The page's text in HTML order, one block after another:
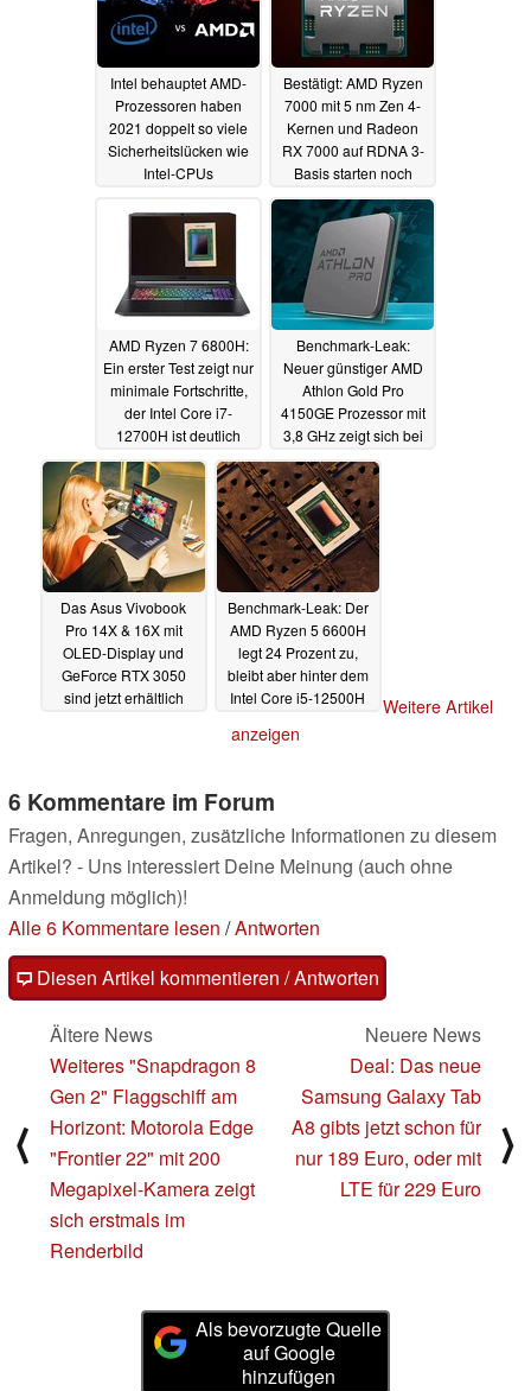
Intel behauptet AMD-
Prozessoren haben
2021 doppelt so viele
Sicherheitslücken wie
Intel-CPUs
Bestätigt: AMD Ryzen
7000 mit 5 nm Zen 4-
Kernen und Radeon
RX 7000 auf RDNA 3-
Basis starten noch
202203.02.2022
AMD Ryzen 7 6800H:
Ein erster Test zeigt nur
minimale Fortschritte,
der Intel Core i7-
12700H ist deutlich
schneller02.02.2022
Benchmark-Leak:
Neuer günstiger AMD
Athlon Gold Pro
4150GE Prozessor mit
3,8 GHz zeigt sich bei
CPU-Z01.02.2022
Das Asus Vivobook
Pro 14X & 16X mit
OLED-Display und
GeForce RTX 3050
sind jetzt erhältlich
Benchmark-Leak: Der
AMD Ryzen 5 6600H
legt 24 Prozent zu,
bleibt aber hinter dem
Intel Core i5-12500H
Weitere Artikel
anzeigen
6 Kommentare im Forum
Fragen, Anregungen, zusätzliche Informationen zu diesem
Artikel? - Uns interessiert Deine Meinung (auch ohne
Anmeldung möglich)!
Alle 6 Kommentare lesen /Antworten
Diesen Artikel kommentieren / Antworten
⟨
Ältere News
Weiteres "Snapdragon 8
Gen 2" Flaggschiff am
Horizont: Motorola Edge
"Frontier 22" mit 200
Megapixel-Kamera zeigt
sich erstmals im
Renderbild
Neuere News
Deal: Das neue
Samsung Galaxy Tab
A8 gibts jetzt schon für
nur 189 Euro, oder mit
LTE für 229 Euro
⟩
Als bevorzugte Quelle
auf Google
hinzufügen